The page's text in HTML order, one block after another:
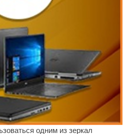
одним из зеркал